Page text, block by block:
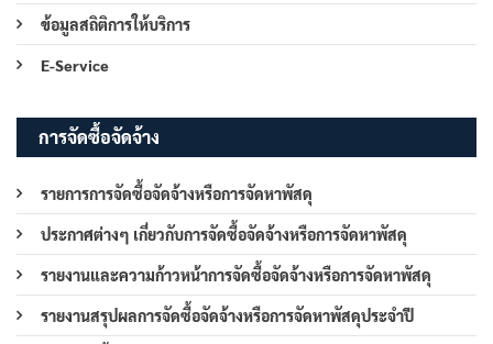
ข้อมูลสถิติการให้บริการ
E-Service
การจัดซื้อจัดจ้าง
รายการการจัดซื้อจัดจ้างหรือการจัดหาพัสดุ
ประกาศต่างๆ เกี่ยวกับการจัดซื้อจัดจ้างหรือการจัดหาพัสดุ
รายงานและความก้าวหน้าการจัดซื้อจัดจ้างหรือการจัดหาพัสดุ
รายงานสรุปผลการจัดซื้อจัดจ้างหรือการจัดหาพัสดุประจำปี